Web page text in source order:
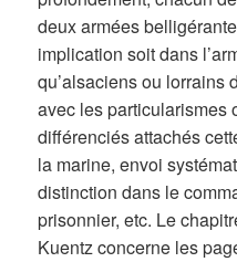
deux armées
implication soit dans
qu’alsaciens ou lorrains
avec les particularismes
différenciés attachés
la marine, envoi
distinction dans le
prisonnier, etc. Le
Kuentz concerne les